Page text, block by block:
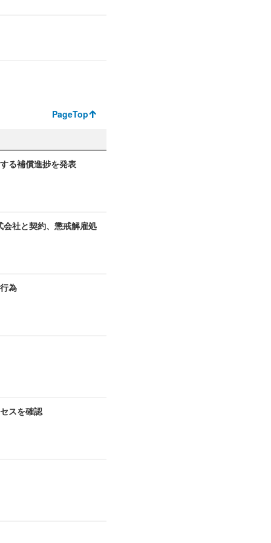
PageTop
る補償進捗を発表
会社と契約、懲戒解雇処
為
スを確認